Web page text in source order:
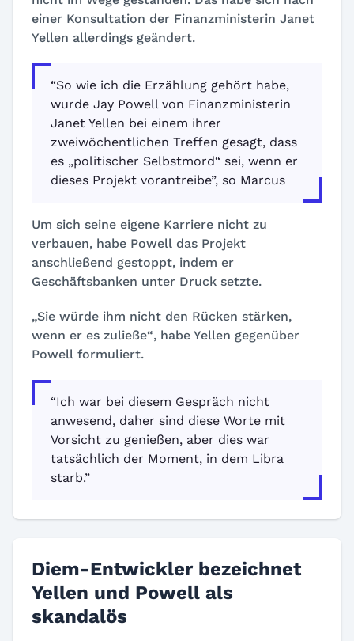
einer Konsultation der Finanzministerin Janet
Yellen allerdings geändert.
“So wie ich die Erzählung gehört habe,
wurde Jay Powell von Finanzministerin
Janet Yellen bei einem ihrer
zweiwöchentlichen Treffen gesagt, dass
es „politischer Selbstmord“ sei, wenn er
dieses Projekt vorantreibe”, so Marcus
Um sich seine eigene Karriere nicht zu
verbauen, habe Powell das Projekt
anschließend gestoppt, indem er
Geschäftsbanken unter Druck setzte.
„Sie würde ihm nicht den Rücken stärken,
wenn er es zuließe“, habe Yellen gegenüber
Powell formuliert.
“Ich war bei diesem Gespräch nicht
anwesend, daher sind diese Worte mit
Vorsicht zu genießen, aber dies war
tatsächlich der Moment, in dem Libra
starb.”
Diem-Entwickler bezeichnet
Yellen und Powell als
skandalös